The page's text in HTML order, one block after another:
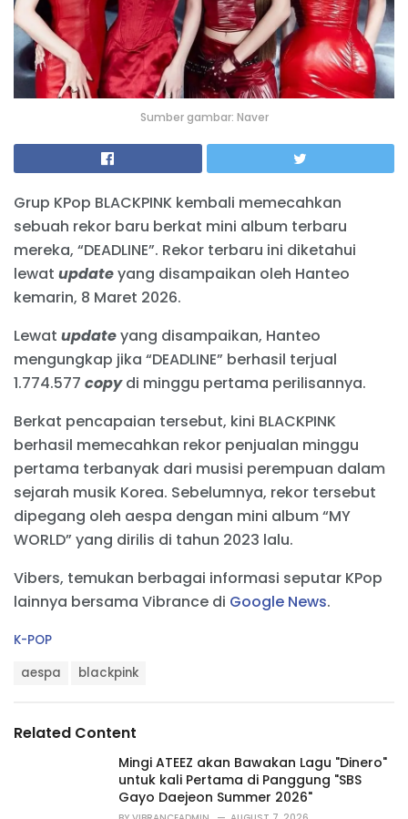
Sumber gambar: Naver
Grup KPop BLACKPINK kembali memecahkan
sebuah rekor baru berkat mini album terbaru
mereka, “DEADLINE”. Rekor terbaru ini diketahui
lewat updateyang disampaikan oleh Hanteo
kemarin, 8 Maret 2026.
Lewat updateyang disampaikan, Hanteo
mengungkap jika “DEADLINE” berhasil terjual
1.774.577 copydi minggu pertama perilisannya.
Berkat pencapaian tersebut, kini BLACKPINK
berhasil memecahkan rekor penjualan minggu
pertama terbanyak dari musisi perempuan dalam
sejarah musik Korea. Sebelumnya, rekor tersebut
dipegang oleh aespa dengan mini album “MY
WORLD” yang dirilis di tahun 2023 lalu.
Vibers, temukan berbagai informasi seputar KPop
lainnya bersama Vibrance di Google News.
C
r
K-POP
:
aespa blackpink
Related Content
Mingi ATEEZ akan Bawakan Lagu "Dinero"
untuk kali Pertama di Panggung "SBS
Gayo Daejeon Summer 2026"